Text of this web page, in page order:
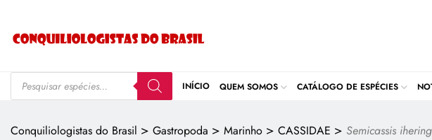
INÍCIO QUEM SOMOS CATÁLOGO DE ESPÉCIES
Conquiliologistas do Brasil > Gastropoda > Marinho > CASSIDAE > Semicassis